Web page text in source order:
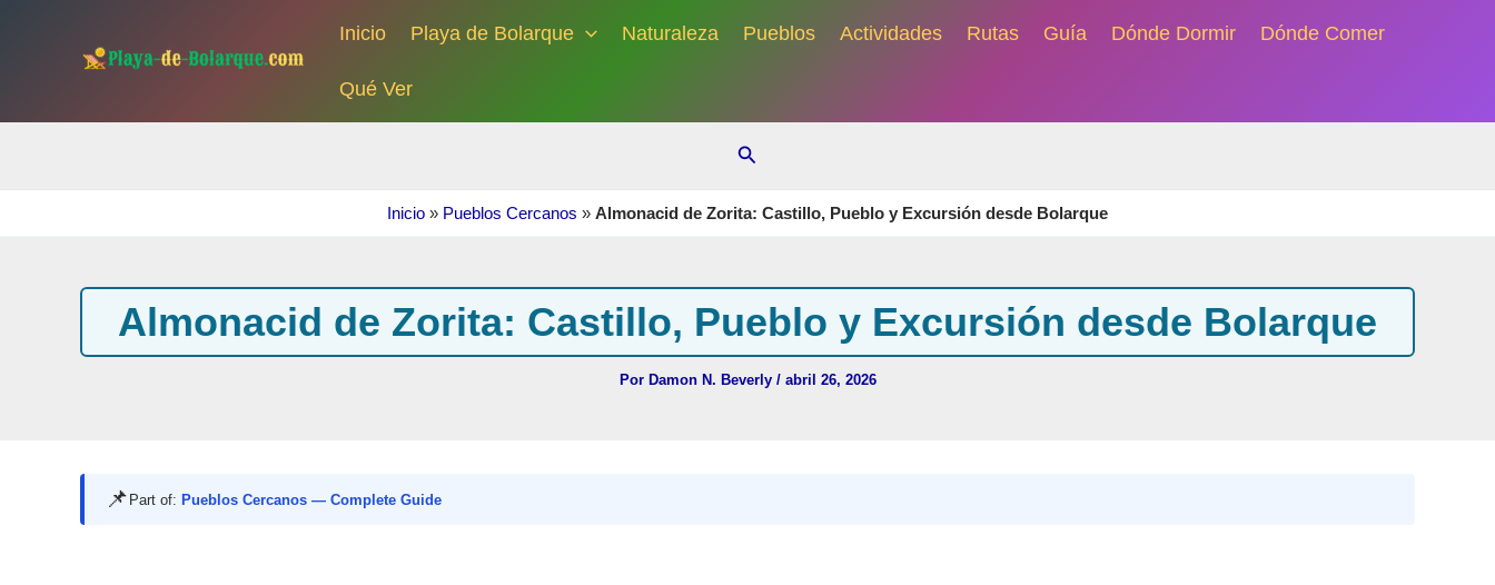
Inicio Playa de Bolarque Naturaleza Pueblos Actividades Rutas Guía Dónde Dormir Dónde Comer
Qué Ver
Buscar
Inicio » Pueblos Cercanos » Almonacid de Zorita: Castillo, Pueblo y Excursión desde Bolarque
Almonacid de Zorita: Castillo, Pueblo y Excursión desde Bolarque
Por Damon N. Beverly / abril 26, 2026
📌 Part of: Pueblos Cercanos — Complete Guide